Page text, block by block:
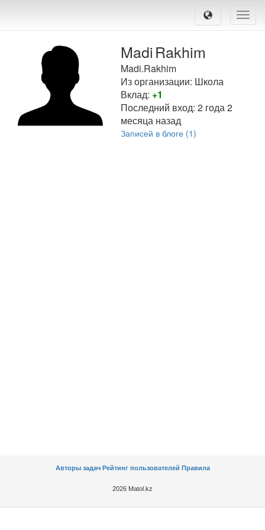
Toggle
MadiRakhim
Madi.Rakhim
Из организации: Школа
Вклад: +1
Последний вход:2 года 2
месяца назад
Записей в блоге (1)
Авторы задач Рейтинг пользователей Правила
2026 Matol.kz